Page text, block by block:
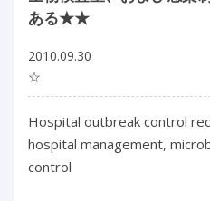
ある★★
2010.09.30
☆
Hospital outbreak control
hospital management,
control